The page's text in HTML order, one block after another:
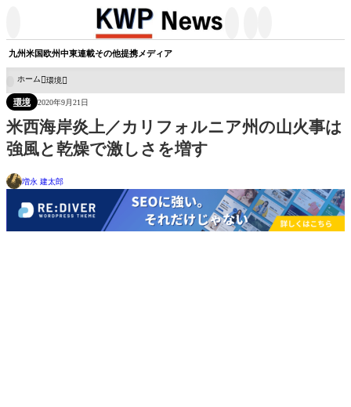
九州米国欧州中東連載その他提携メディア
ホーム 環境
環境 2020年9月21日
米西海岸炎上／カリフォルニア州の山火事は
強風と乾燥で激しさを増す
増永 建太郎